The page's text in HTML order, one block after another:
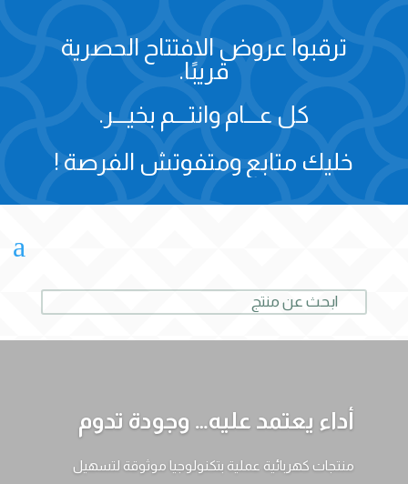
ترقبوا عروض الافتتاح الحصرية
قريبًا.
كل عـــام وانتـــم بخيـــر.
خليك متابع ومتفوتش الفرصة !
a
أداء يعتمد عليه… وجودة تدوم
منتجات كهربائية عملية بتكنولوجيا موثوقة لتسهيل